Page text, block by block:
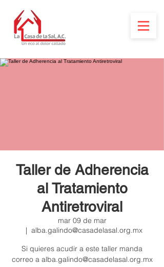
Taller de Adherencia
al Tratamiento
Antiretroviral
mar 09 de mar
  |
alba.galindo@casadelasal.org.mx
Si quieres acudir a este taller manda
correo a alba.galindo@casadelasal.org.mx